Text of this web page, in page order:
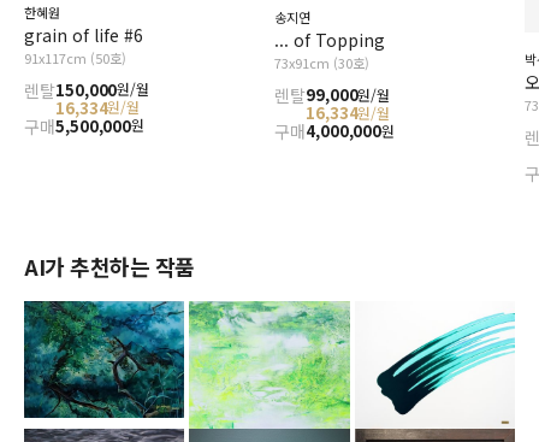
한혜원
grain of life #6
91x117cm (50호)
렌탈150,000원/월
16,334원/월
구매5,500,000원
송지연
... of Topping
73x91cm (30호)
렌탈99,000원/월
16,334원/월
구매4,000,000원
AI가 추천하는 작품